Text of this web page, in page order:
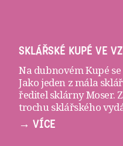
SKLÁŘSKÉ KUPÉ VE
Na dubnovém Kupé
Jako jeden z mála
ředitel sklárny Moser.
trochu sklářského
→ VÍCE